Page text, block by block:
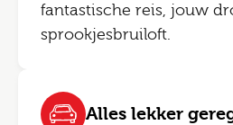
fantastische reis, jouw
sprookjesbruiloft.
Alles lekker